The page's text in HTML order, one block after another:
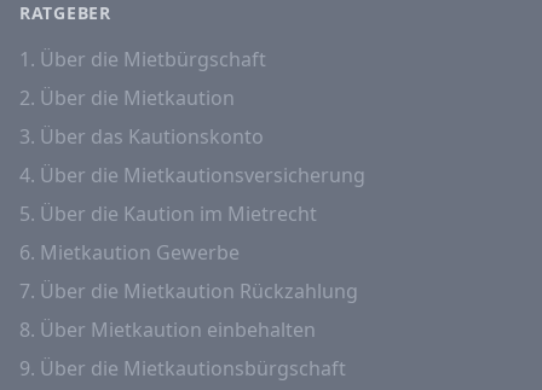
RATGEBER
1. Über die Mietbürgschaft
2. Über die Mietkaution
3. Über das Kautionskonto
4. Über die Mietkautionsversicherung
5. Über die Kaution im Mietrecht
6. Mietkaution Gewerbe
7. Über die Mietkaution Rückzahlung
8. Über Mietkaution einbehalten
9. Über die Mietkautionsbürgschaft